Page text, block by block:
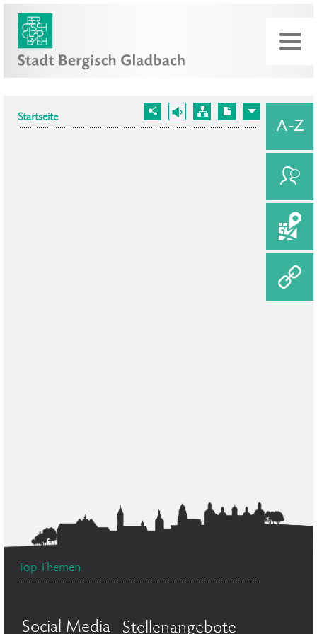
Startseite
Top Themen
Social Media Stellenangebote